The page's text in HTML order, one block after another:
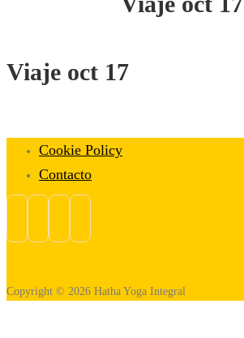
Viaje oct 17
Cookie Policy
Contacto
Copyright © 2026 Hatha Yoga Integral